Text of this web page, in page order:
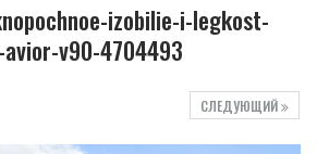
izobilie-i-legkost-
v90-4704493
СЛЕДУЮЩИЙ